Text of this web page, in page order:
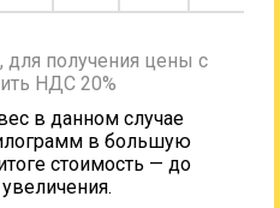
получения цены с
НДС 20%
в данном случае
в большую
стоимость — до